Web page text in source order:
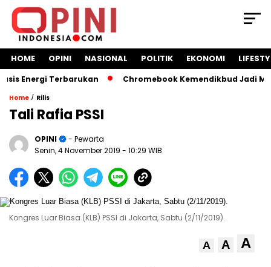
HOME OPINI NASIONAL POLITIK EKONOMI
Energi Terbarukan Chromebook Kemendikbud Jadi
Home / Rilis
Tali Rafia PSSI
OPINI
- Pewarta
Senin, 4 November 2019 - 10:29 WIB
Kongres Luar Biasa (KLB) PSSI di Jakarta, Sabtu (2/11/2019).
A A A